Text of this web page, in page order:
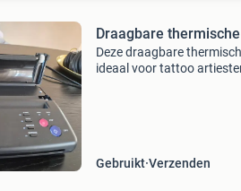
Draagbare
Deze draagbare
ideaal voor tattoo
Gebruikt Verzenden